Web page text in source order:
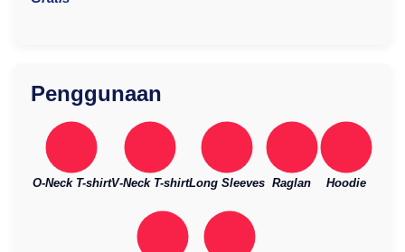
Penggunaan
O-Neck T-shirtV-Neck T-shirtLong Sleeves Raglan Hoodie